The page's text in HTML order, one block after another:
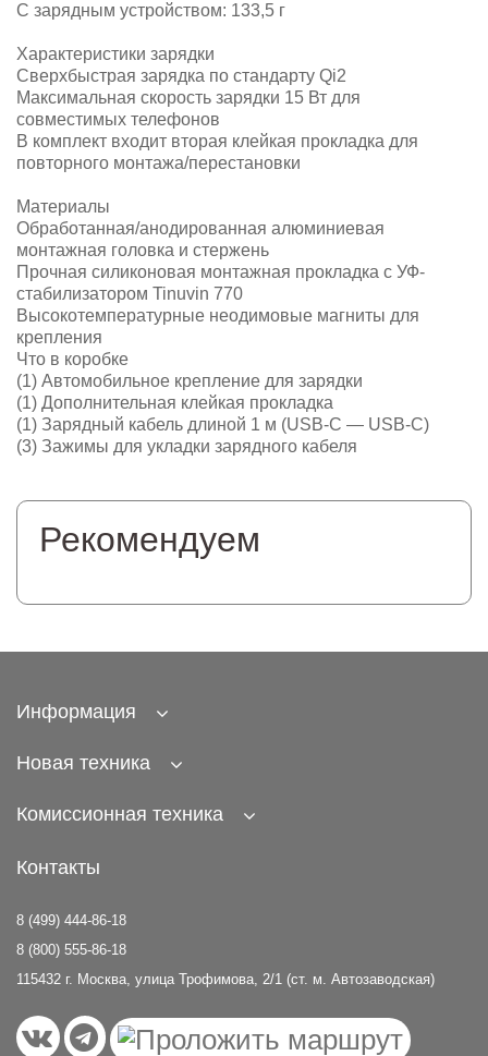
С зарядным устройством: 133,5 г
Характеристики зарядки
Сверхбыстрая зарядка по стандарту Qi2
Максимальная скорость зарядки 15 Вт для
совместимых телефонов
В комплект входит вторая клейкая прокладка для
повторного монтажа/перестановки
Материалы
Обработанная/анодированная алюминиевая
монтажная головка и стержень
Прочная силиконовая монтажная прокладка с УФ-
стабилизатором Tinuvin 770
Высокотемпературные неодимовые магниты для
крепления
Что в коробке
(1) Автомобильное крепление для зарядки
(1) Дополнительная клейкая прокладка
(1) Зарядный кабель длиной 1 м (USB-C — USB-C)
(3) Зажимы для укладки зарядного кабеля
Рекомендуем
Информация
Новая техника
Комиссионная техника
Контакты
8 (499) 444-86-18
8 (800) 555-86-18
115432 г. Москва, улица Трофимова, 2/1 (ст. м. Автозаводская)